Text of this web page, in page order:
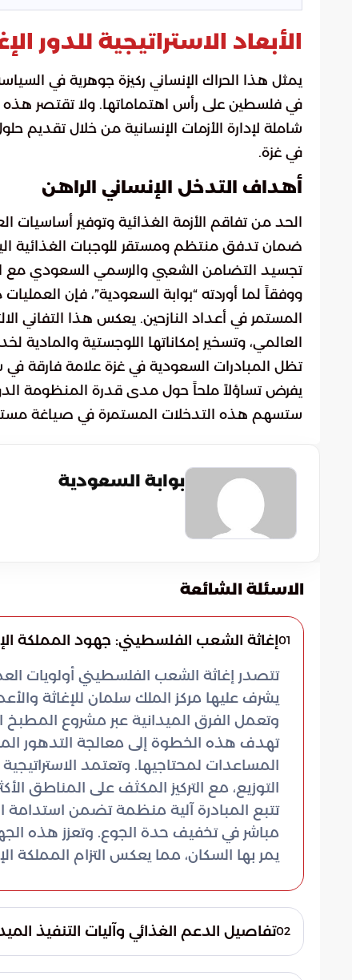
الأبعاد الاستراتيجية للدور
يمثل هذا الحراك الإنساني ركيزة جوهرية في
في فلسطين على رأس اهتماماتها. ولا تقتصر
شاملة لإدارة الأزمات الإنسانية من خلال تقديم
في غزة.
أهداف التدخل الإنساني الراهن
الحد من تفاقم الأزمة الغذائية وتوفير أساسيات
ضمان تدفق منتظم ومستقر للوجبات الغذائية
تجسيد التضامن الشعبي والرسمي السعودي مع
ووفقاً لما أوردته “بوابة السعودية”، فإن
المستمر في أعداد النازحين. يعكس هذا التفاني
العالمي، وتسخير إمكاناتها اللوجستية والمادية
تظل المبادرات السعودية في غزة علامة فارقة في
يفرض تساؤلاً ملحاً حول مدى قدرة المنظومة
ستسهم هذه التدخلات المستمرة في صياغة
بوابة السعودية
الاسئلة الشائعة
01إغاثة الشعب الفلسطيني: جهود المملكة
تتصدر إغاثة الشعب الفلسطيني أولويات
يشرف عليها مركز الملك سلمان للإغاثة
وتعمل الفرق الميدانية عبر مشروع المطبخ
تهدف هذه الخطوة إلى معالجة التدهور
المساعدات لمحتاجيها. وتعتمد
التوزيع، مع التركيز المكثف على المناطق
تتبع المبادرة آلية منظمة تضمن استدامة
مباشر في تخفيف حدة الجوع. وتعزز هذه
يمر بها السكان، مما يعكس التزام المملكة
02تفاصيل الدعم الغذائي وآليات التنفيذ